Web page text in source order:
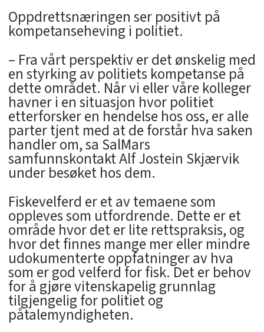
Oppdrettsnæringen ser positivt på
kompetanseheving i politiet.
– Fra vårt perspektiv er det ønskelig med
en styrking av politiets kompetanse på
dette området. Når vi eller våre kolleger
havner i en situasjon hvor politiet
etterforsker en hendelse hos oss, er alle
parter tjent med at de forstår hva saken
handler om, sa SalMars
samfunnskontakt Alf Jostein Skjærvik
under besøket hos dem.
Fiskevelferd er et av temaene som
oppleves som utfordrende. Dette er et
område hvor det er lite rettspraksis, og
hvor det finnes mange mer eller mindre
udokumenterte oppfatninger av hva
som er god velferd for fisk. Det er behov
for å gjøre vitenskapelig grunnlag
tilgjengelig for politiet og
påtalemyndigheten.